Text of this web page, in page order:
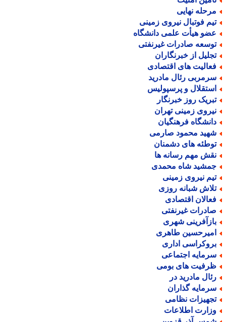
نهایی
فوتبال نیروی زمینی
هیأت علمی دانشگاه
صادرات غیرنفتی
از خبرنگاران
های اقتصادی
رئال مادرید
و پرسپولیس
روز خبرنگار
زمینی تهران
فرهنگیان
محمود صارمی
های دشمنان
مهم رسانه ها
شاه محمدی
نیروی زمینی
شبانه روزی
اقتصادی
غیرنفتی
شهری
طاهری
اداری
اجتماعی
های بومی
مادرید در
گذاران
نظامی
اطلاعات